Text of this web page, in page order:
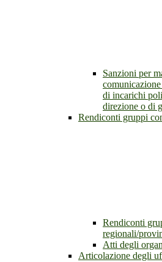
Sanzioni per
di incarichi
direzione o di
Rendiconti gruppi
Rendiconti
regionali/
Atti degli
Articolazione degli